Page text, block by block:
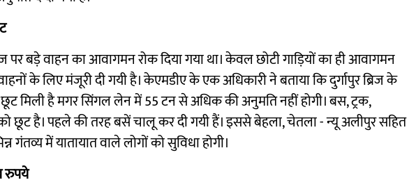
पर बड़े वाहन का आवागमन रोक दिया गया था। केवल छोटी गाड़ियों का ही आवागमन
के लिए मंजूरी दी गयी है। केएमडीए के एक अधिकारी ने बताया कि दुर्गापुर ब्रिज के
छूट मिली है मगर सिंगल लेन में 55 टन से अधिक की अनुमति नहीं होगी। बस, ट्रक,
छूट है। पहले की तरह बसें चालू कर दी गयी हैं। इससे बेहला, चेतला - न्यू अलीपुर सहित
गंतव्य में यातायात वाले लोगों को सुविधा होगी।
रुपये